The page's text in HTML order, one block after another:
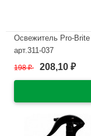
Освежитель Pro-
арт.311-037
В наличии
198₽ 208,10 ₽